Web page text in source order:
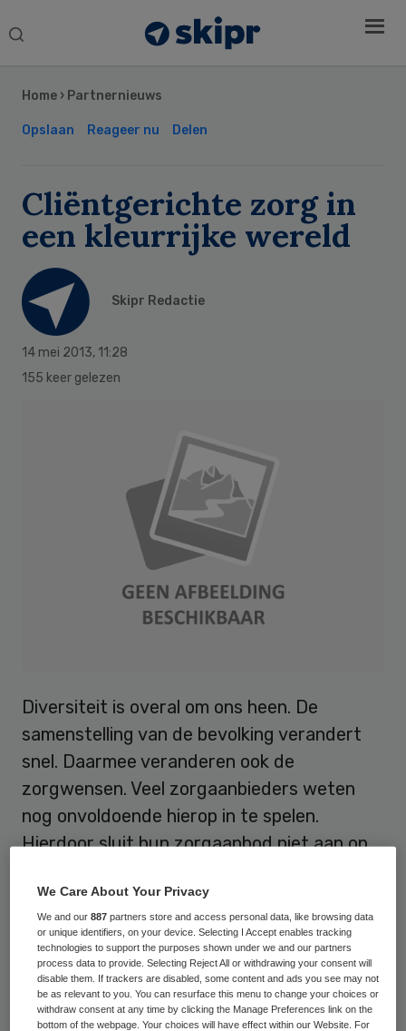
Search
Home › Partnernieuws
Opslaan Reageer nu Delen
Cliëntgerichte zorg in
een kleurrijke wereld
Skipr Redactie
14 mei 2013, 11:28
155 keer gelezen
Diversiteit is overal om ons heen. De
samenstelling van de bevolking verandert
snel. Daarmee veranderen ook de
zorgwensen. Veel zorgaanbieders weten
nog onvoldoende hierop in te spelen.
Hierdoor sluit hun zorgaanbod niet aan op
hiervan is dat deze cliënten steeds vaker
een beroep doen op zorgaanbieders die wél
volledig aan hun wensen kunnen voldoen.
Interactieve WERKconferentie
Sidebar
We Care About Your Privacy
We and our887 partners store and access personal data, like browsing data
or unique identifiers, on your device. Selecting I Accept enables tracking
technologies to support the purposes shown under we and our partners
process data to provide. Selecting Reject All or withdrawing your consent will
disable them. If trackers are disabled, some content and ads you see may not
be as relevant to you. You can resurface this menu to change your choices or
withdraw consent at any time by clicking the Manage Preferences link on the
bottom of the webpage. Your choices will have effect within our Website. For